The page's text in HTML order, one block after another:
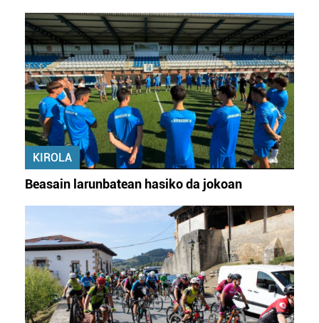
KIROLA
Beasain larunbatean hasiko da jokoan